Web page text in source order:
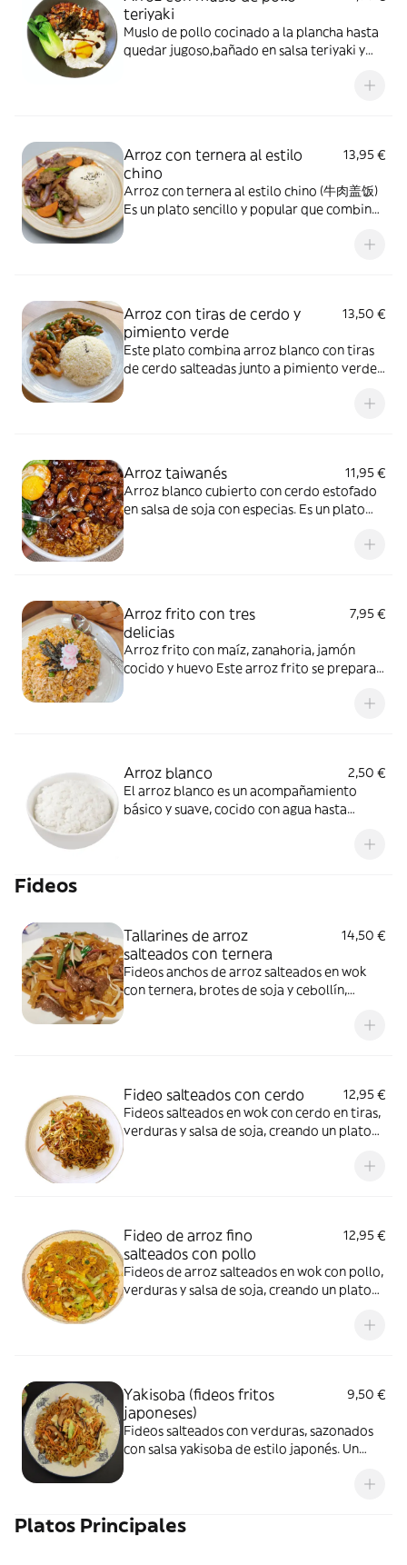
teriyaki
Muslo de pollo cocinado a la plancha hasta
quedar jugoso,bañado en salsa teriyaki y
Arroz con ternera al estilo
chino
13,95 €
Arroz con ternera al estilo chino (牛肉盖饭)
Es un plato sencillo y popular que combina
se cocina con verduras, salsa de soja y salsa
Arroz con tiras de cerdo y
pimiento verde
13,50 €
Este plato combina arroz blanco con tiras
de cerdo salteadas junto a pimiento verde,
aromática y muy típica de la cocina casera
Arroz taiwanés
11,95 €
Arroz blanco cubierto con cerdo estofado
en salsa de soja con especias. Es un plato
Arroz frito con tres
delicias
7,95 €
Arroz frito con maíz, zanahoria, jamón
cocido y huevo Este arroz frito se prepara
con arroz caliente, aliñado con salsa de soja
Arroz blanco
2,50 €
El arroz blanco es un acompañamiento
básico y suave, cocido con agua hasta
lo hace ideal para combinar con todo tipo
Fideos
Tallarines de arroz
salteados con ternera
14,50 €
Fideos anchos de arroz salteados en wok
con ternera, brotes de soja y cebollín,
Fideo salteados con cerdo
12,95 €
Fideos salteados en wok con cerdo en tiras,
verduras y salsa de soja, creando un plato
Fideo de arroz fino
salteados con pollo
12,95 €
Fideos de arroz salteados en wok con pollo,
verduras y salsa de soja, creando un plato
Yakisoba (fideos fritos
japoneses)
9,50 €
Fideos salteados con verduras, sazonados
con salsa yakisoba de estilo japonés. Un
Platos Principales